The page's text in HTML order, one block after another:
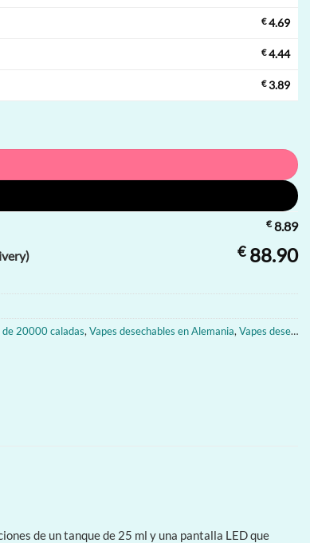
€4.69
€4.44
€3.89
€8.89
€88.90
de 20000 caladas, Vapes desechables en Alemania, Vapes desechables en Austria
de un tanque de 25 ml y una pantalla LED que